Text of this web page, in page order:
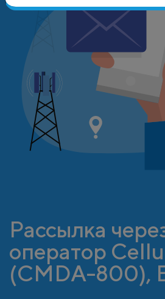
Рассылка
оператор
(CMDA-800),